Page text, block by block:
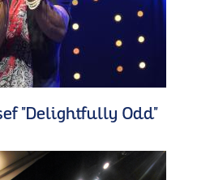
"Delightfully Odd"